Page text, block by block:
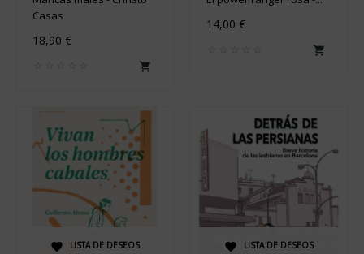
Casas
18,90 €

14,00 €

 LISTA DE DESEOS  LISTA DE DESEOS